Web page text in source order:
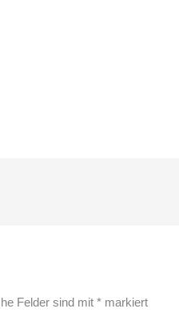
Felder sind mit * markiert